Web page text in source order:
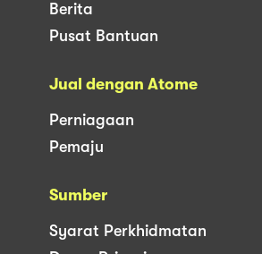
Berita
Pusat Bantuan
Jual dengan Atome
Perniagaan
Pemaju
Sumber
Syarat Perkhidmatan